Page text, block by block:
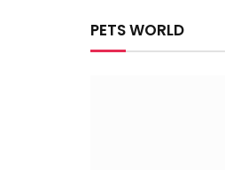
PETS WORLD